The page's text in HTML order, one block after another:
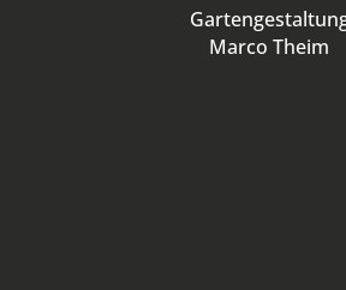
Marco Theim